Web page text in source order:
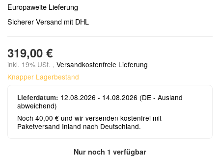
Europaweite Lieferung
Sicherer Versand mit DHL
319,00 €
inkl. 19% USt. , Versandkostenfreie Lieferung
Knapper Lagerbestand
Lieferdatum: 12.08.2026 - 14.08.2026 (DE - Ausland
abweichend)
Noch 40,00 € und wir versenden kostenfrei mit
Paketversand Inland nach Deutschland.
Nur noch 1 verfügbar